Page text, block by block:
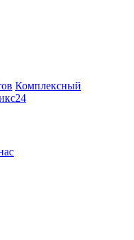
Комплексный